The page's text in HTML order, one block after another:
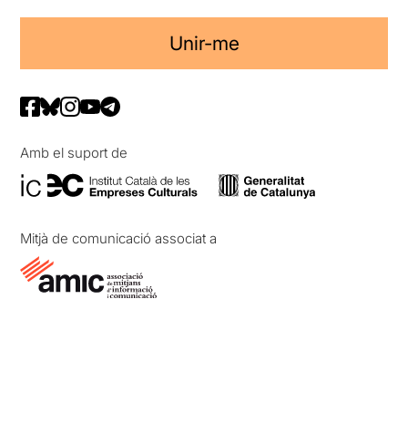
Unir-me
Amb el suport de
Mitjà de comunicació associat a